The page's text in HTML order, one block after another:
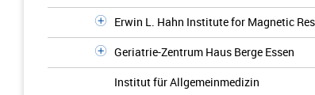
Erwin L. Hahn Institute for Magnetic
Geriatrie-Zentrum Haus Berge Essen
Institut für Allgemeinmedizin